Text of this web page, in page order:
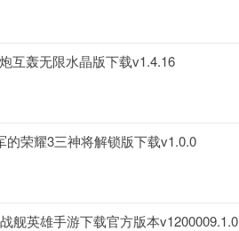
互轰无限水晶版下载v1.4.16
荣耀3三神将解锁版下载v1.0.0
舰英雄手游下载官方版本v1200009.1.0